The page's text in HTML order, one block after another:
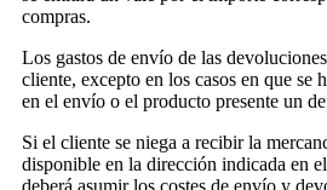
compras.
Los gastos de envío de las
cliente, excepto en los casos en que se
en el envío o el producto presente un
Si el cliente se niega a recibir la
disponible en la dirección indicada en